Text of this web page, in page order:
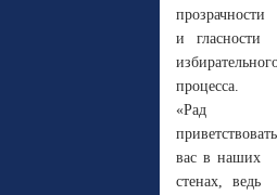
прозрачности
и гласности
процесса.
«Рад
приветствовать
вас в наших
стенах, ведь